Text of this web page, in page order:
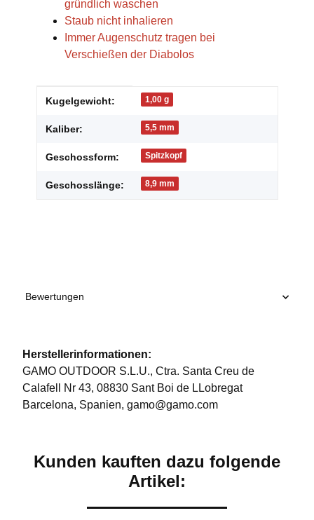
gründlich waschen
Staub nicht inhalieren
Immer Augenschutz tragen bei
Verschießen der Diabolos
Produkteigenschaft
Wert
Kugelgewicht: 1,00 g
Kaliber: 5,5 mm
Geschossform: Spitzkopf
Geschosslänge: 8,9 mm
Bewertungen
Herstellerinformationen:
GAMO OUTDOOR S.L.U., Ctra. Santa Creu de
Calafell Nr 43, 08830 Sant Boi de LLobregat
Barcelona, Spanien, gamo@gamo.com
Kunden kauften dazu folgende
Artikel: